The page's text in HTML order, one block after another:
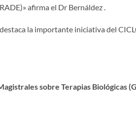
afirma el Dr Bernáldez .
la importante iniciativa del
sobre Terapias Biológicas